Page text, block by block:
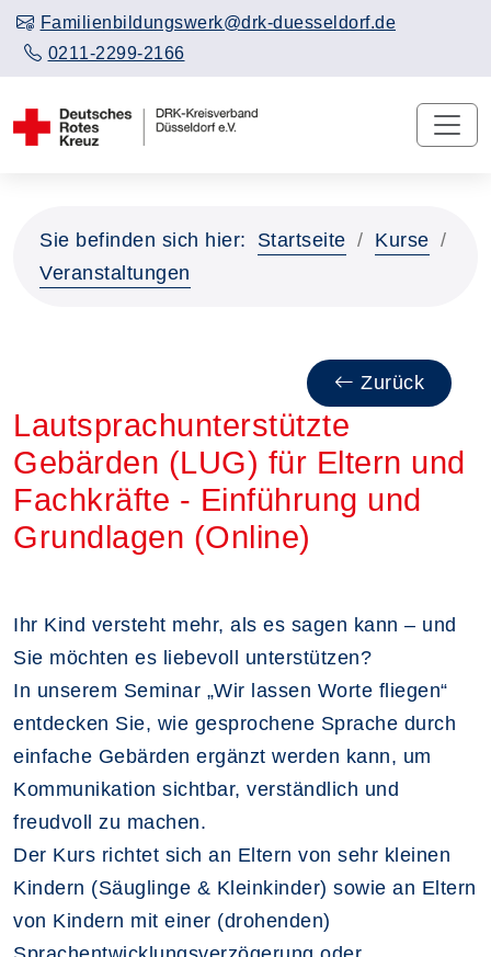
Familienbildungswerk@drk-duesseldorf.de
0211-2299-2166
Sie befinden sich hier: Startseite
Kurse
Veranstaltungen
Zurück
Lautsprachunterstützte
Gebärden (LUG) für Eltern und
Fachkräfte - Einführung und
Grundlagen (Online)
Ihr Kind versteht mehr, als es sagen kann – und
Sie möchten es liebevoll unterstützen?
In unserem Seminar „Wir lassen Worte fliegen“
entdecken Sie, wie gesprochene Sprache durch
einfache Gebärden ergänzt werden kann, um
Kommunikation sichtbar, verständlich und
freudvoll zu machen.
Der Kurs richtet sich an Eltern von sehr kleinen
Kindern (Säuglinge & Kleinkinder) sowie an Eltern
von Kindern mit einer (drohenden)